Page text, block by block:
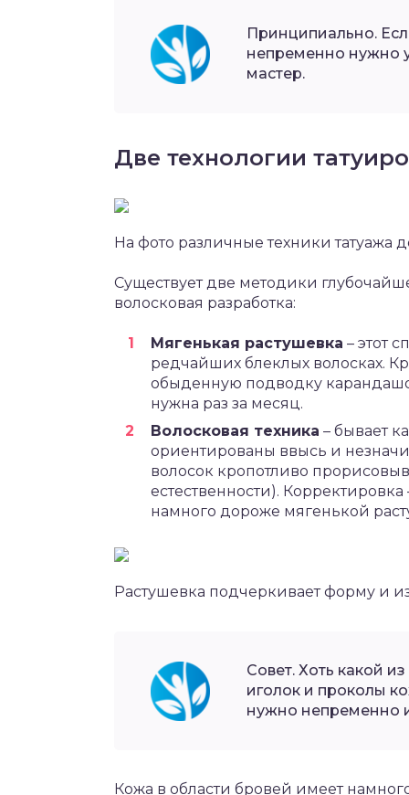
Принципиально.
непременно нужно
мастер.
Две технологии
На фото различные техники татуажа
Существует две методики
волосковая разработка:
Мягенькая растушевка – этот
редчайших блеклых волосках.
обыденную подводку
нужна раз за месяц.
Волосковая техника – бывает
ориентированы ввысь и
волосок кропотливо
естественности).
намного дороже мягенькой
Растушевка подчеркивает форму и
Совет. Хоть какой
иголок и проколы
нужно непременно
Кожа в области бровей имеет